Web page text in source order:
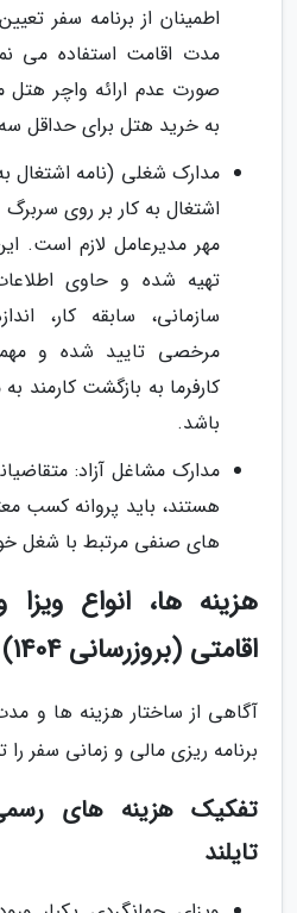
اطمینان از برنامه سفر
مدت اقامت استفاده می
صورت عدم ارائه واچر
به خرید هتل برای حداقل
مدارک شغلی (نامه اشتغال به
اشتغال به کار بر روی
مهر مدیرعامل لازم است.
تهیه شده و حاوی
سازمانی، سابقه کار،
مرخصی تایید شده و
کارفرما به بازگشت کارمند
باشد.
مدارک مشاغل آزاد:
هستند، باید پروانه کسب
های صنفی مرتبط با شغل
هزینه ها، انواع
اقامتی (بروزرسانی 1404)
آگاهی از ساختار هزینه ها و
برنامه ریزی مالی و زمانی سفر
تفکیک هزینه های
تایلند